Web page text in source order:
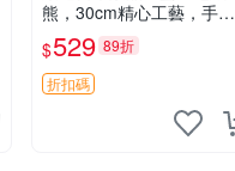
熊，30cm精心工藝，手感
軟糯推薦收藏送人 巨蟹座
毛絨玩具 精緻做工
$529 89折
折扣碼